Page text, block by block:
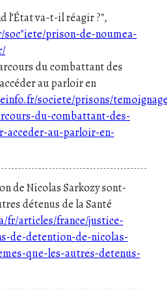
l’État va-t-il réagir ?",
prison-de-noumea-
du combattant des
au parloir en
societe/prisons/
du-combattant-des-
acceder-au-parloir-en-
de Nicolas Sarkozy sont-
détenus de la Santé
fr/articles/france/justice-
de-detention-de-nicolas-
que-les-autres-detenus-